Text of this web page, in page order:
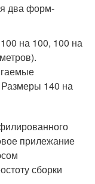
два форм-
на 100, 100 на
140 на
прилежание
сборки